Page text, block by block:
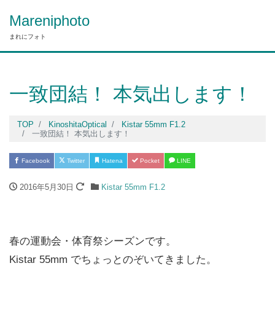
Mareniphoto
まれにフォト
一致団結！ 本気出します！
TOP KinoshitaOptical
Kistar 55mm F1.2
一致団結！ 本気出します！
Facebook Twitter Hatena Pocket LINE
2016年5月30日 Kistar 55mm F1.2
春の運動会・体育祭シーズンです。
Kistar 55mm でちょっとのぞいてきました。